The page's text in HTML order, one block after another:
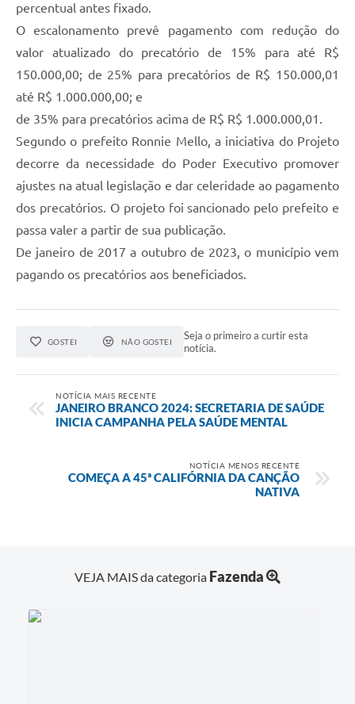
percentual antes fixado.
O escalonamento prevê pagamento com redução do
valor atualizado do precatório de 15% para até R$
150.000,00; de 25% para precatórios de R$ 150.000,01
até R$ 1.000.000,00; e
de 35% para precatórios acima de R$ R$ 1.000.000,01.
Segundo o prefeito Ronnie Mello, a iniciativa do Projeto
decorre da necessidade do Poder Executivo promover
ajustes na atual legislação e dar celeridade ao pagamento
dos precatórios. O projeto foi sancionado pelo prefeito e
passa valer a partir de sua publicação.
De janeiro de 2017 a outubro de 2023, o município vem
pagando os precatórios aos beneficiados.
GOSTEI NÃO GOSTEI
Seja o primeiro a curtir esta
notícia.
NOTÍCIA MAIS RECENTE
JANEIRO BRANCO 2024: SECRETARIA DE SAÚDE
INICIA CAMPANHA PELA SAÚDE MENTAL
NOTÍCIA MENOS RECENTE
COMEÇA A 45ª CALIFÓRNIA DA CANÇÃO
NATIVA
VEJA MAIS da categoria Fazenda